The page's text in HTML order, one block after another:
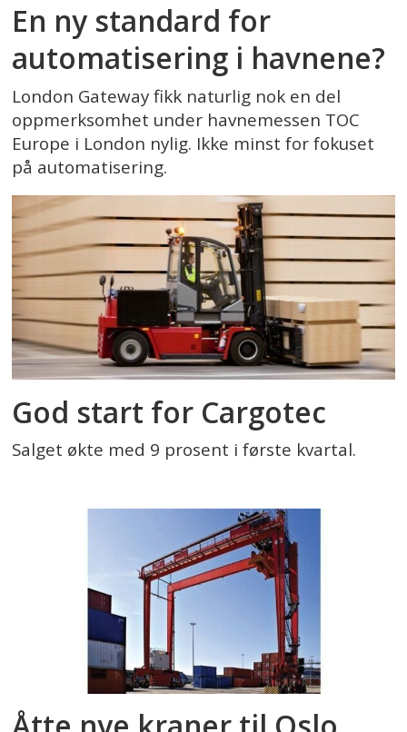
En ny standard for
automatisering i havnene?
London Gateway fikk naturlig nok en del
oppmerksomhet under havnemessen TOC
Europe i London nylig. Ikke minst for fokuset
på automatisering.
God start for Cargotec
Salget økte med 9 prosent i første kvartal.